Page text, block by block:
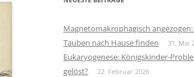
Magnetomakrophagisch angezogen:
Tauben nach Hause finden
31. Mai
Eukaryogenese: Königskinder-
gelöst?
22. Februar 2026